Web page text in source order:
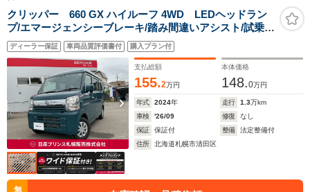
クリッパー 660 GX ハイルーフ 4WD LEDヘッドラン
プ/エマージェンシーブレーキ/踏み間違いアシスト/試乗車
アップ/夏冬タイヤ/アイドリングストップ
ディーラー保証 車両品質評価書付 購入プラン付
支払総額
155.2万円
本体価格
148.0万円
年式 2024年 走行 1.3万km
車検
'26/09 修復
なし
保証
保証付 整備
法定整備付
住所
北海道札幌市清田区